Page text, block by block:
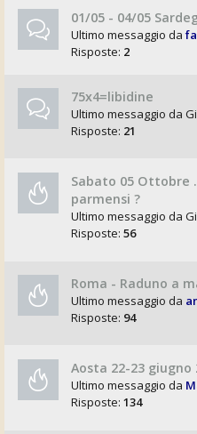
01/05 - 04/05
Ultimo messaggio da
Risposte: 2
75x4=libidine
Ultimo messaggio da
Risposte: 21
Sabato 05 Ottobre
parmensi ?
Ultimo messaggio da
Risposte: 56
Roma - Raduno a
Ultimo messaggio da
Risposte: 94
Aosta 22-23
Ultimo messaggio da
Risposte: 134